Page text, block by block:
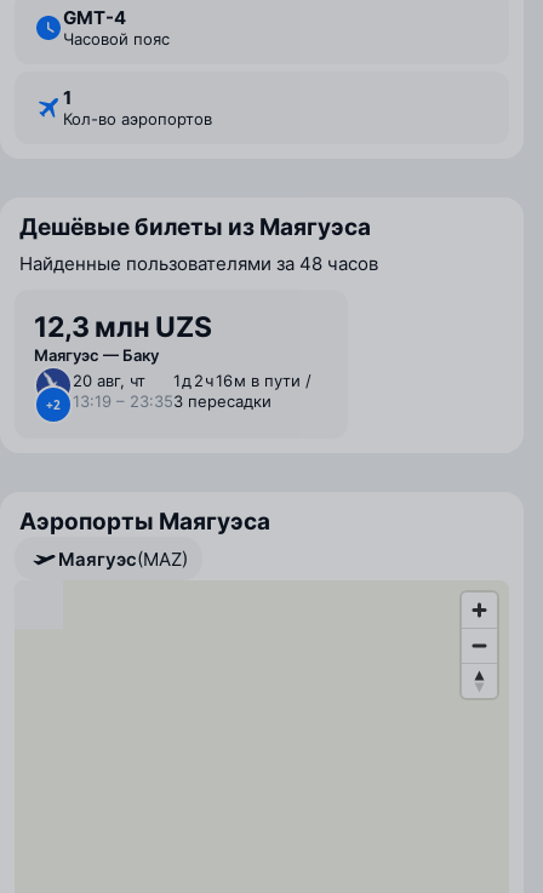
GMT-4
Часовой пояс
1
Кол-во аэропортов
Дешёвые билеты из Маягуэса
Найденные пользователями за 48 часов
12,3 млн UZS
Маягуэс — Баку
+2
20 авг, чт
13:19 – 23:35
1 ⁠д 2 ⁠ч 16 ⁠м в пути /
3 пересадки
Аэропорты Маягуэса
Маягуэс(MAZ)